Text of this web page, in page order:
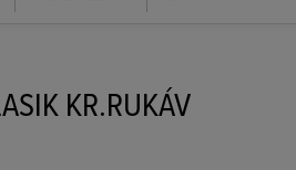
KR.RUKÁV